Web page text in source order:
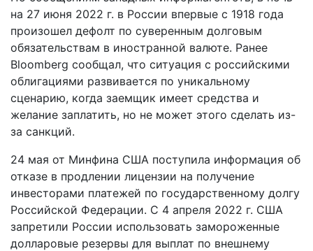
на 27 июня 2022 г. в России впервые с 1918 года
произошел дефолт по суверенным долговым
обязательствам в иностранной валюте. Ранее
Bloomberg сообщал, что ситуация с российскими
облигациями развивается по уникальному
сценарию, когда заемщик имеет средства и
желание заплатить, но не может этого сделать из-
за санкций.
24 мая от Минфина США поступила информация об
отказе в продлении лицензии на получение
инвесторами платежей по государственному долгу
Российской Федерации. С 4 апреля 2022 г. США
запретили России использовать замороженные
долларовые резервы для выплат по внешнему